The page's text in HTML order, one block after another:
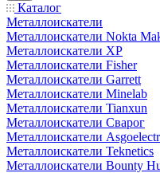
Каталог
Металлоискатели
Металлоискатели Nokta
Металлоискатели XP
Металлоискатели Fisher
Металлоискатели Garrett
Металлоискатели Minelab
Металлоискатели Tianxun
Металлоискатели Сварог
Металлоискатели
Металлоискатели Teknetics
Металлоискатели Bounty